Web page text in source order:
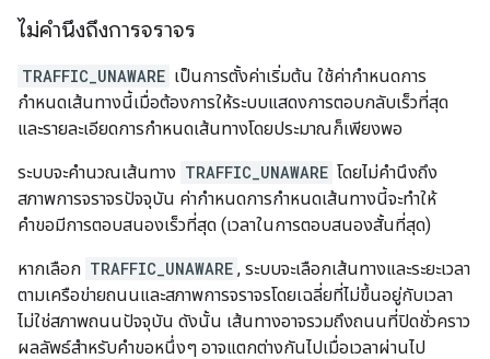
ไม่คำนึงถึงการจราจร
TRAFFIC_UNAWARE เป็นการตั้งค่าเริ่มต้น ใช้ค่ากำหนดการ
กำหนดเส้นทางนี้เมื่อต้องการให้ระบบแสดงการตอบกลับเร็วที่สุด
และรายละเอียดการกำหนดเส้นทางโดยประมาณก็เพียงพอ
ระบบจะคำนวณเส้นทาง TRAFFIC_UNAWARE โดยไม่คำนึงถึง
สภาพการจราจรปัจจุบัน ค่ากำหนดการกำหนดเส้นทางนี้จะทำให้
คำขอมีการตอบสนองเร็วที่สุด (เวลาในการตอบสนองสั้นที่สุด)
หากเลือก TRAFFIC_UNAWARE , ระบบจะเลือกเส้นทางและระยะเวลา
ตามเครือข่ายถนนและสภาพการจราจรโดยเฉลี่ยที่ไม่ขึ้นอยู่กับเวลา
ไม่ใช่สภาพถนนปัจจุบัน ดังนั้น เส้นทางอาจรวมถึงถนนที่ปิดชั่วคราว
ผลลัพธ์สำหรับคำขอหนึ่งๆ อาจแตกต่างกันไปเมื่อเวลาผ่านไป